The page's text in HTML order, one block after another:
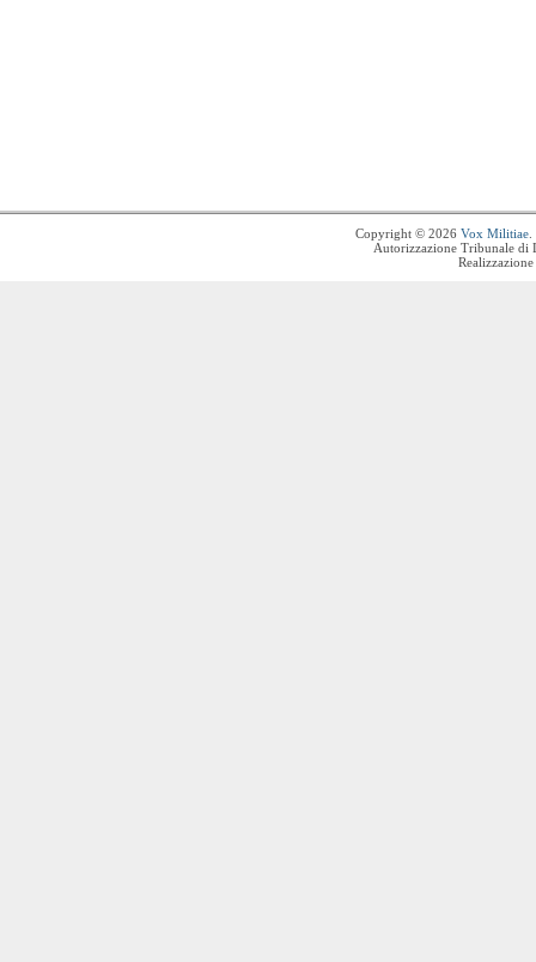
Copyright © 2026 Vox Militiae
Autorizzazione Tribunale di